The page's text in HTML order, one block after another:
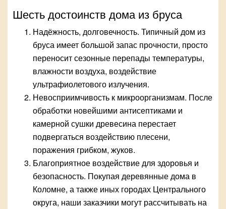
Шесть достоинств дома из бруса
Надёжность, долговечность. Типичный дом из
бруса имеет большой запас прочности, просто
переносит сезонные перепады температуры,
влажности воздуха, воздействие
ультрафиолетового излучения.
Невосприимчивость к микроорганизмам. После
обработки новейшими антисептиками и
камерной сушки древесина перестает
подвергаться воздействию плесени,
поражения грибком, жуков.
Благоприятное воздействие для здоровья и
безопасность. Покупая деревянные дома в
Коломне, а также иных городах Центрального
округа, наши заказчики могут рассчитывать на